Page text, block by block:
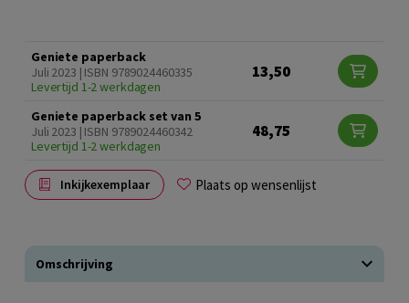
Geniete paperback
Juli 2023 | ISBN 9789024460335
Levertijd 1-2 werkdagen
13,50
Geniete paperback set van 5
Juli 2023 | ISBN 9789024460342
Levertijd 1-2 werkdagen
48,75
Inkijkexemplaar Plaats op wensenlijst
Omschrijving